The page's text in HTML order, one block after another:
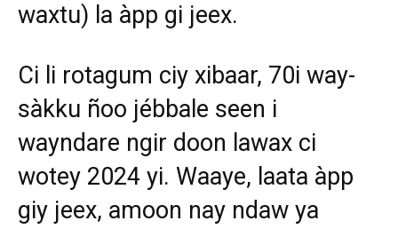
waxtu) la àpp gi jeex.
Ci li rotagum ciy xibaar, 70i way-
sàkku ñoo jébbale seen i
wayndare ngir doon lawax ci
wotey 2024 yi. Waaye, laata àpp
giy jeex, amoon nay ndaw ya